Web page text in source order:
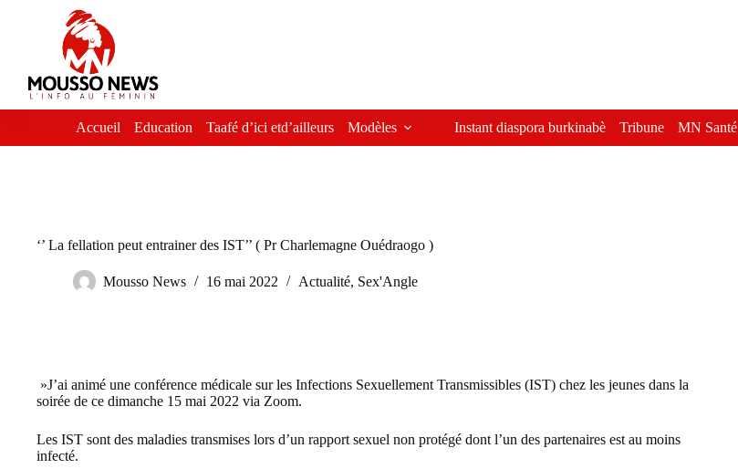
Accueil Education Taafé d’ici etd’ailleurs Modèles Instant diaspora burkinabè Tribune MN Santé
‘’ La fellation peut entrainer des IST’’ ( Pr Charlemagne Ouédraogo )
Mousso News 16 mai 2022 Actualité, Sex'Angle
»J’ai animé une conférence médicale sur les Infections Sexuellement Transmissibles (IST) chez les jeunes dans la
soirée de ce dimanche 15 mai 2022 via Zoom.
Les IST sont des maladies transmises lors d’un rapport sexuel non protégé dont l’un des partenaires est au moins
infecté.